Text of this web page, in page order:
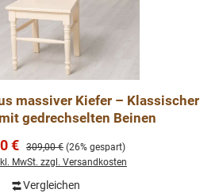
massiver Kiefer – Klassischer
gedrechselten Beinen
€ Regulärer Preis:
309,00 € (26% gespart)
MwSt. zzgl. Versandkosten
Vergleichen